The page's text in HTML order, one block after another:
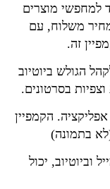
למחפשי מוצרים
משלוח, עם
זה.
הגולש ביוטיוב
בסרטונים.
הקמפיין
בתמונה)
וביוטיוב, יכול